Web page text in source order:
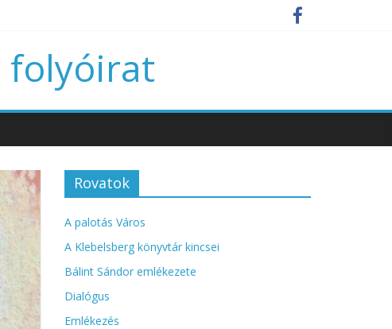
folyóirat
Rovatok
A palotás Város
A Klebelsberg könyvtár kincsei
Bálint Sándor emlékezete
Dialógus
Emlékezés